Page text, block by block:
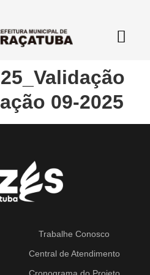
09-2025
Trabalhe Conosco
Central de Atendimento